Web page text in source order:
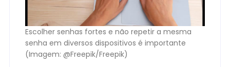
Escolher senhas fortes e não repetir a mesma
senha em diversos dispositivos é importante
(Imagem: @Freepik/Freepik)